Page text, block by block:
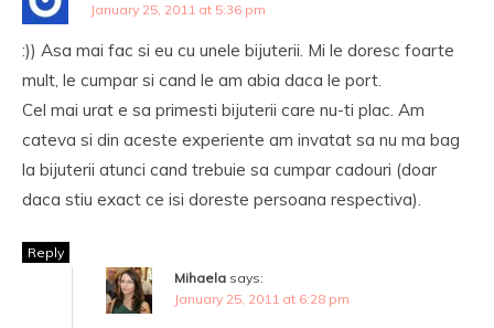
January 25, 2011 at 5:36 pm
:)) Asa mai fac si eu cu unele bijuterii. Mi le doresc foarte
mult, le cumpar si cand le am abia daca le port.
Cel mai urat e sa primesti bijuterii care nu-ti plac. Am
cateva si din aceste experiente am invatat sa nu ma bag
la bijuterii atunci cand trebuie sa cumpar cadouri (doar
daca stiu exact ce isi doreste persoana respectiva).
Reply
Mihaela says:
January 25, 2011 at 6:28 pm